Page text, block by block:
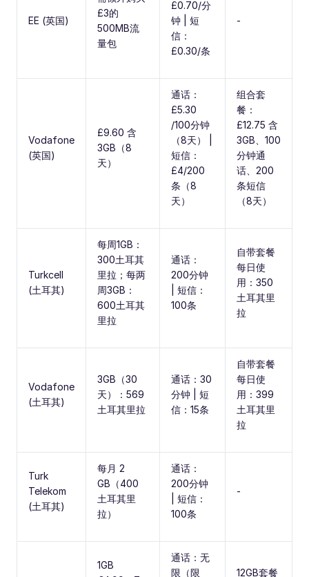
EE (英国)
£3的
500MB流
量包
£0.70/分
钟 | 短
信：
£0.30/条
-
Vodafone
(英国)
£9.60 含
3GB（8
天）
通话：
£5.30
/100分钟
（8天） |
短信：
£4/200
条（8
天）
组合套
餐：
£12.75 含
3GB、100
分钟通
话、200
条短信
（8天）
Turkcell
(土耳其)
每周1GB：
300土耳其
里拉；每两
周3GB：
600土耳其
里拉
通话：
200分钟
| 短信：
100条
自带套餐
每日使
用：350
土耳其里
拉
Vodafone
(土耳其)
3GB（30
天）：569
土耳其里拉
通话：30
分钟 | 短
信：15条
自带套餐
每日使
用：399
土耳其里
拉
Turk
Telekom
(土耳其)
每月 2
GB（400
土耳其里
拉）
通话：
200分钟
| 短信：
100条
-
1GB
通话：无
限（限
12GB套餐